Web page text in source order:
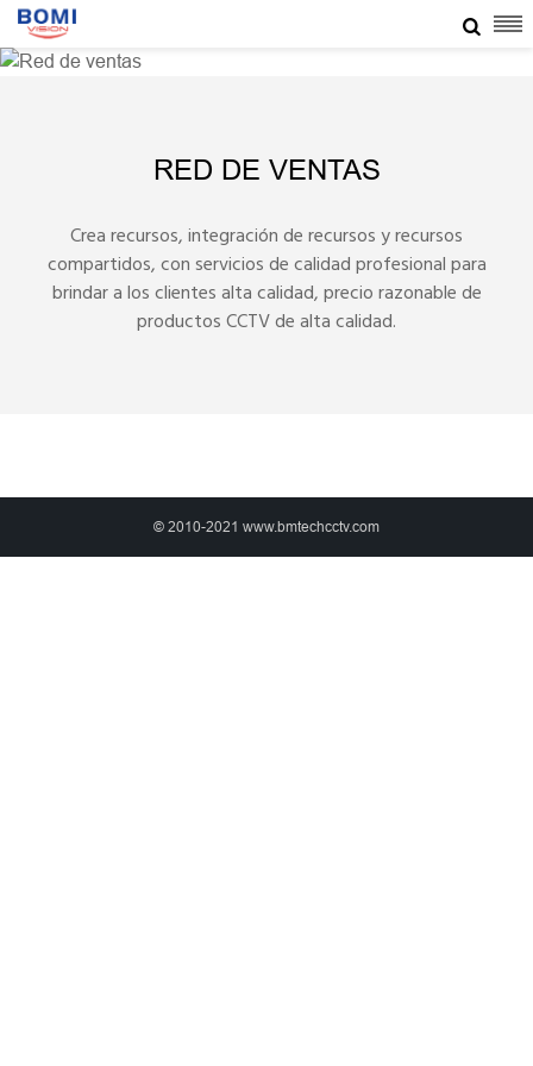

RED DE VENTAS
Crea recursos, integración de recursos y recursos
compartidos, con servicios de calidad profesional para
brindar a los clientes alta calidad, precio razonable de
productos CCTV de alta calidad.
© 2010-2021 www.bmtechcctv.com